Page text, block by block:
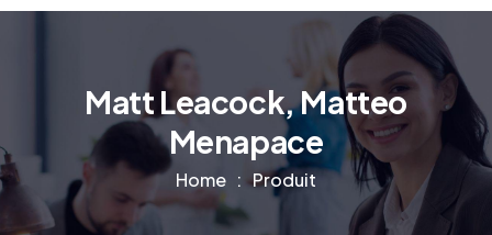
Matt Leacock, Matteo
Menapace
Home Produit